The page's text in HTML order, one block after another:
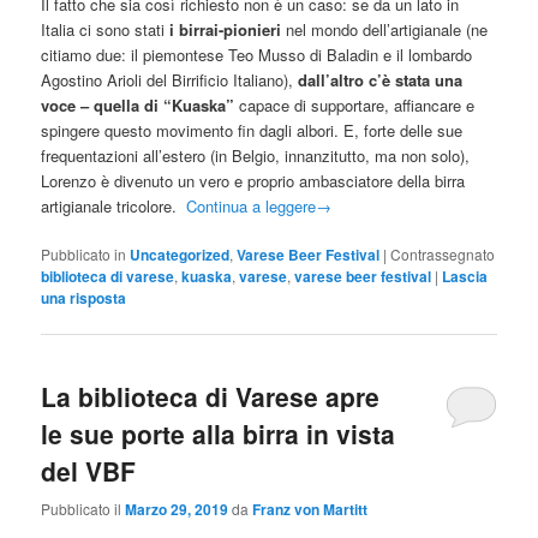
Italia ci sono stati i birrai-pionieri nel mondo dell’artigianale (ne
citiamo due: il piemontese Teo Musso di Baladin e il lombardo
Agostino Arioli del Birrificio Italiano),dall’altro c’è stata una
voce – quella di “Kuaska” capace di supportare, affiancare e
spingere questo movimento fin dagli albori. E, forte delle sue
frequentazioni all’estero (in Belgio, innanzitutto, ma non solo),
Lorenzo è divenuto un vero e proprio ambasciatore della birra
artigianale tricolore.Continua a leggere→
Pubblicato in Uncategorized,Varese Beer Festival |Contrassegnato
biblioteca di varese,kuaska,varese,varese beer festival | Lascia
una risposta
La biblioteca di Varese apre
le sue porte alla birra in vista
del VBF
Pubblicato ilMarzo 29, 2019daFranz von Martitt